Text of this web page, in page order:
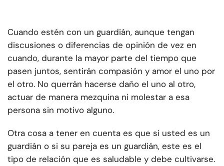
Cuando estén con un guardián, aunque tengan
discusiones o diferencias de opinión de vez en
cuando, durante la mayor parte del tiempo que
pasen juntos, sentirán compasión y amor el uno por
el otro. No querrán hacerse daño el uno al otro,
actuar de manera mezquina ni molestar a esa
persona sin motivo alguno.
Otra cosa a tener en cuenta es que si usted es un
guardián o si su pareja es un guardián, este es el
tipo de relación que es saludable y debe cultivarse.